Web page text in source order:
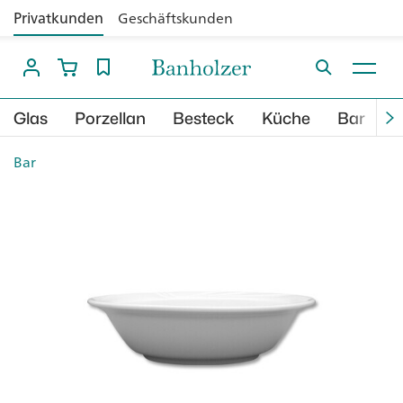
Privatkunden Geschäftskunden
Glas Porzellan Besteck Küche Bar
Bar